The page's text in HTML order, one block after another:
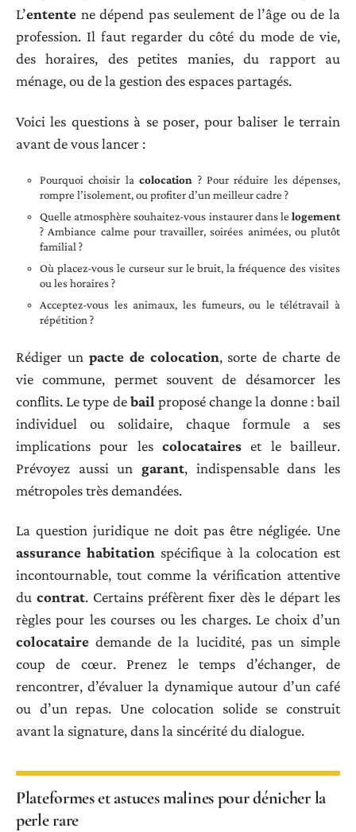
L’entente ne dépend pas seulement de l’âge ou de la
profession. Il faut regarder du côté du mode de vie,
des horaires, des petites manies, du rapport au
ménage, ou de la gestion des espaces partagés.
Voici les questions à se poser, pour baliser le terrain
avant de vous lancer :
Pourquoi choisir lacolocation ? Pour réduire les dépenses,
rompre l’isolement, ou profiter d’un meilleur cadre ?
Quelle atmosphère souhaitez-vous instaurer dans le logement
? Ambiance calme pour travailler, soirées animées, ou plutôt
familial ?
Où placez-vous le curseur sur le bruit, la fréquence des visites
ou les horaires ?
Acceptez-vous les animaux, les fumeurs, ou le télétravail à
répétition ?
Rédiger un pacte de colocation, sorte de charte de
vie commune, permet souvent de désamorcer les
conflits. Le type debail proposé change la donne : bail
individuel ou solidaire, chaque formule a ses
implications pour les colocataires et le bailleur.
Prévoyez aussi un garant, indispensable dans les
métropoles très demandées.
La question juridique ne doit pas être négligée. Une
assurance habitation spécifique à la colocation est
incontournable, tout comme la vérification attentive
du contrat. Certains préfèrent fixer dès le départ les
règles pour les courses ou les charges. Le choix d’un
colocataire demande de la lucidité, pas un simple
coup de cœur. Prenez le temps d’échanger, de
rencontrer, d’évaluer la dynamique autour d’un café
ou d’un repas. Une colocation solide se construit
avant la signature, dans la sincérité du dialogue.
Plateformes et astuces malines pour dénicher la
perle rare